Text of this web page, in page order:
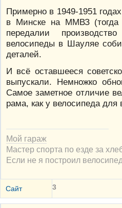
Примерно в 1949-1951
в Минске на ММВЗ
передалии
велосипеды в Шауляе
деталей.
И всё оставшееся
выпускали. Немножко
Самое заметное отличие
рама, как у велосипеда для
Мой гараж
Мастер спорта по езде за
Если не я построил
Сайт 3